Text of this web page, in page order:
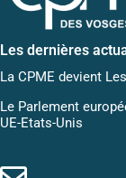
Les dernières
La CPME devient
Le Parlement
UE-Etats-Unis